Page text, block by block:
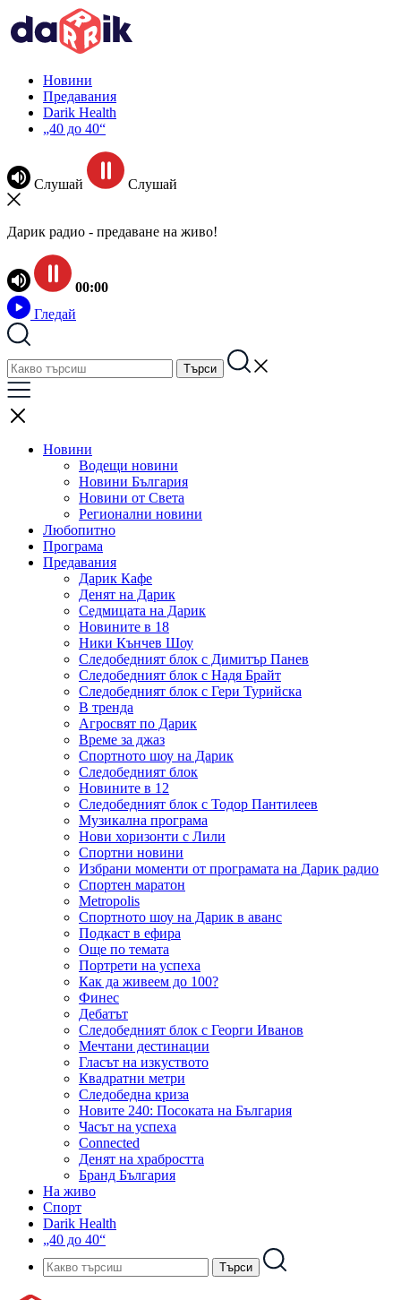
Новини
Предавания
Darik Health
„40 до 40“
Слушай Слушай
Дарик радио - предаване на живо!
00:00
Гледай
Новини
Водещи новини
Новини България
Новини от Света
Регионални новини
Любопитно
Програма
Предавания
Дарик Кафе
Денят на Дарик
Седмицата на Дарик
Новините в 18
Ники Кънчев Шоу
Следобедният блок с Димитър Панев
Следобедният блок с Надя Брайт
Следобедният блок с Гери Турийска
В тренда
Агросвят по Дарик
Време за джаз
Спортното шоу на Дарик
Следобедният блок
Новините в 12
Следобедният блок с Тодор Пантилеев
Музикална програма
Нови хоризонти с Лили
Спортни новини
Избрани моменти от програмата на Дарик радио
Спортен маратон
Metropolis
Спортното шоу на Дарик в аванс
Подкаст в ефира
Още по темата
Портрети на успеха
Как да живеем до 100?
Финес
Дебатът
Следобедният блок с Георги Иванов
Мечтани дестинации
Гласът на изкуството
Квадратни метри
Следобедна криза
Новите 240: Посоката на България
Часът на успеха
Connected
Денят на храбростта
Бранд България
На живо
Спорт
Darik Health
„40 до 40“